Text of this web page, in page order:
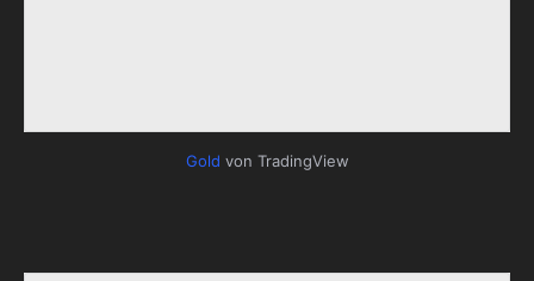
Gold von TradingView